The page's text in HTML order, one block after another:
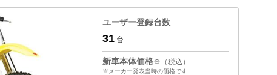
ユーザー登録台数
31 台
新車本体価格※（税込）
※メーカー発表当時の価格です